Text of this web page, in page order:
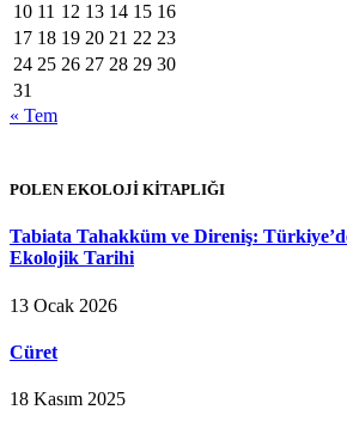
10 11 12 13 14 15 16
17 18 19 20 21 22 23
24 25 26 27 28 29 30
31
« Tem
POLEN EKOLOJİ KİTAPLIĞI
Tabiata Tahakküm ve Direniş:
Ekolojik Tarihi
13 Ocak 2026
Cüret
18 Kasım 2025